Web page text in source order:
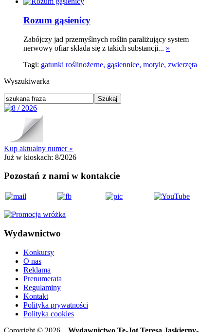
Rozum gąsienicy
Zabójczy jad przemyślnych roślin paraliżujący system
nerwowy ofiar składa się z takich substancji... »
Tagi: gatunki roślinożerne, gąsiennice, motyle, zwierzęta
Wyszukiwarka
Kup aktualny numer »
Już w kioskach: 8/2026
Pozostań z nami w kontakcie
Wydawnictwo
Konkursy
O nas
Reklama
Prenumerata
Regulaminy
Kontakt
Polityka prywatności
Polityka cookies
Copyright © 2026 Wydawnictwo Te-Jot Teresa Jaskierny-